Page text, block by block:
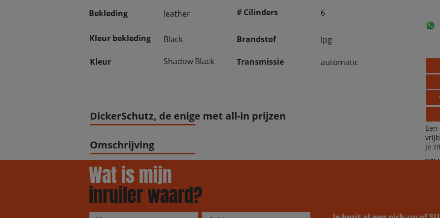
Bekleding
Kleur bekleding
Kleur
leather
Black
# Cilinders
Brandstof
Transmissie
6
lpg
automatic
Shadow Black
DickerSchutz, de enige met all-in prijzen
Je
Wij
Omschrijving
Wat is mijn
inruiler waard?